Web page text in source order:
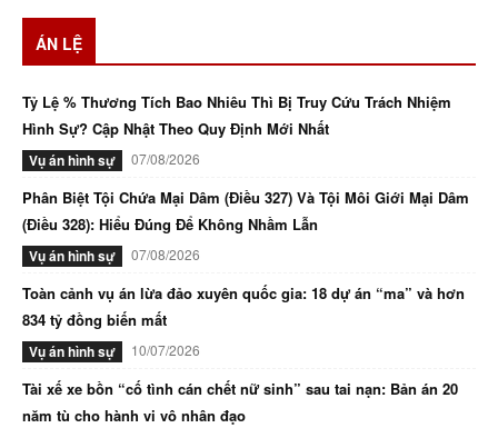
ÁN LỆ
Tỷ Lệ % Thương Tích Bao Nhiêu Thì Bị Truy Cứu Trách Nhiệm
Hình Sự? Cập Nhật Theo Quy Định Mới Nhất
Vụ án hình sự 07/08/2026
Phân Biệt Tội Chứa Mại Dâm (Điều 327) Và Tội Môi Giới Mại Dâm
(Điều 328): Hiểu Đúng Để Không Nhầm Lẫn
Vụ án hình sự 07/08/2026
Toàn cảnh vụ án lừa đảo xuyên quốc gia: 18 dự án “ma” và hơn
834 tỷ đồng biến mất
Vụ án hình sự 10/07/2026
Tài xế xe bồn “cố tình cán chết nữ sinh” sau tai nạn: Bản án 20
năm tù cho hành vi vô nhân đạo